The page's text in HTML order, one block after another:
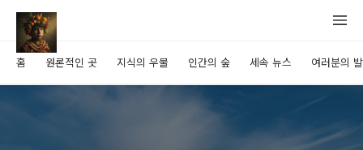
홈 원론적인 곳 지식의 우물 인간의 숲 세속 뉴스 여러분의